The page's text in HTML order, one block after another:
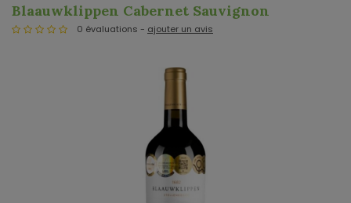
Blaauwklippen Cabernet Sauvignon
0 évaluations - ajouter un avis